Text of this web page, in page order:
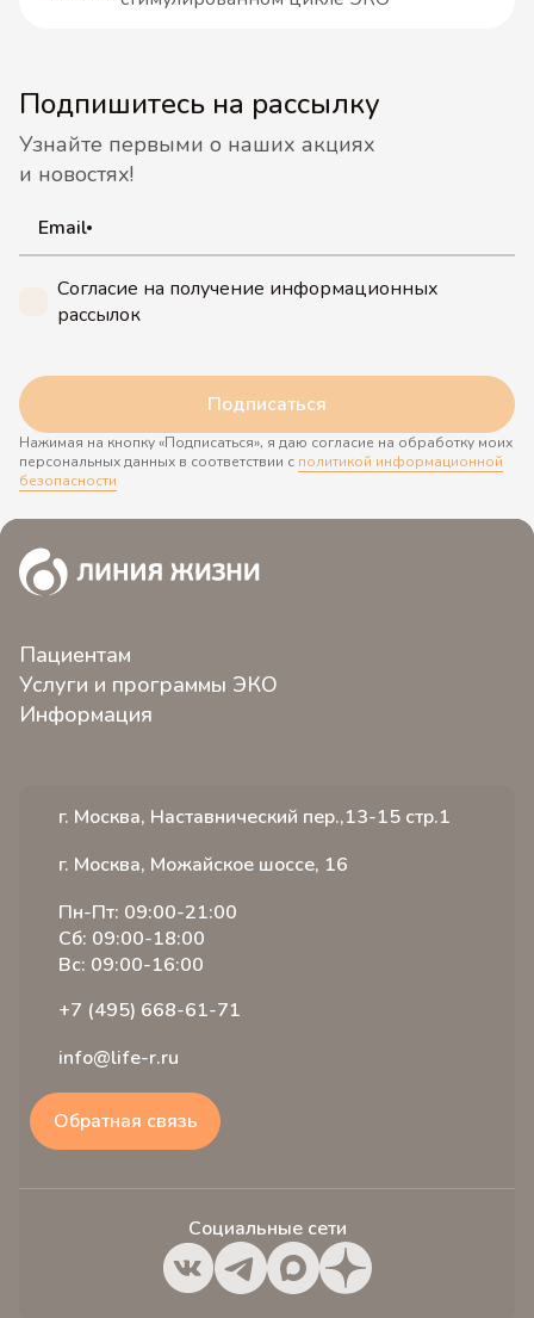
Подпишитесь на рассылку
Узнайте первыми о наших акциях
и новостях!
Email
Согласие на получение информационных
рассылок
Подписаться
Нажимая на кнопку «Подписаться», я даю согласие на обработку моих
персональных данных в соответствии с политикой информационной
безопасности
Пациентам
О клинике
Отзывы
Вопрос ответ
Лицензии и сертификаты
Налоговый вычет
Услуги и программы ЭКО
ЭКО 2.0
Стоимость
Специалисты
Акции
Информация
Видео
Словарь терминов
г. Москва, Наставнический пер.,13-15 стр.1
г. Москва, Можайское шоссе, 16
Пн-Пт: 09:00-21:00
Сб: 09:00-18:00
Вс: 09:00-16:00
+7 (495) 668-61-71
info@life-r.ru
Обратная связь
Социальные сети